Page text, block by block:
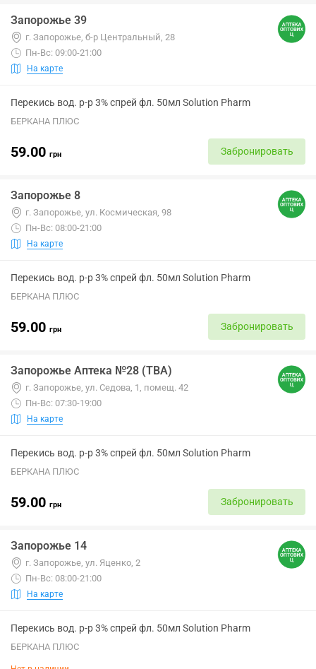
Запорожье 39
г. Запорожье, б-р Центральный, 28
Пн-Вс: 09:00-21:00
На карте
Перекись вод. р-р 3% спрей фл. 50мл Solution Pharm
БЕРКАНА ПЛЮС
59.00 грн Забронировать
Запорожье 8
г. Запорожье, ул. Космическая, 98
Пн-Вс: 08:00-21:00
На карте
Перекись вод. р-р 3% спрей фл. 50мл Solution Pharm
БЕРКАНА ПЛЮС
59.00 грн Забронировать
Запорожье Аптека №28 (ТВА)
г. Запорожье, ул. Седова, 1, помещ. 42
Пн-Вс: 07:30-19:00
На карте
Перекись вод. р-р 3% спрей фл. 50мл Solution Pharm
БЕРКАНА ПЛЮС
59.00 грн Забронировать
Запорожье 14
г. Запорожье, ул. Яценко, 2
Пн-Вс: 08:00-21:00
На карте
Перекись вод. р-р 3% спрей фл. 50мл Solution Pharm
БЕРКАНА ПЛЮС